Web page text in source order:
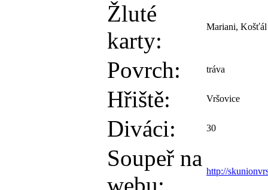
Žluté
karty:
Mariani,
Povrch: tráva
Hřiště: Vršovice
Diváci: 30
Soupeř na
http://